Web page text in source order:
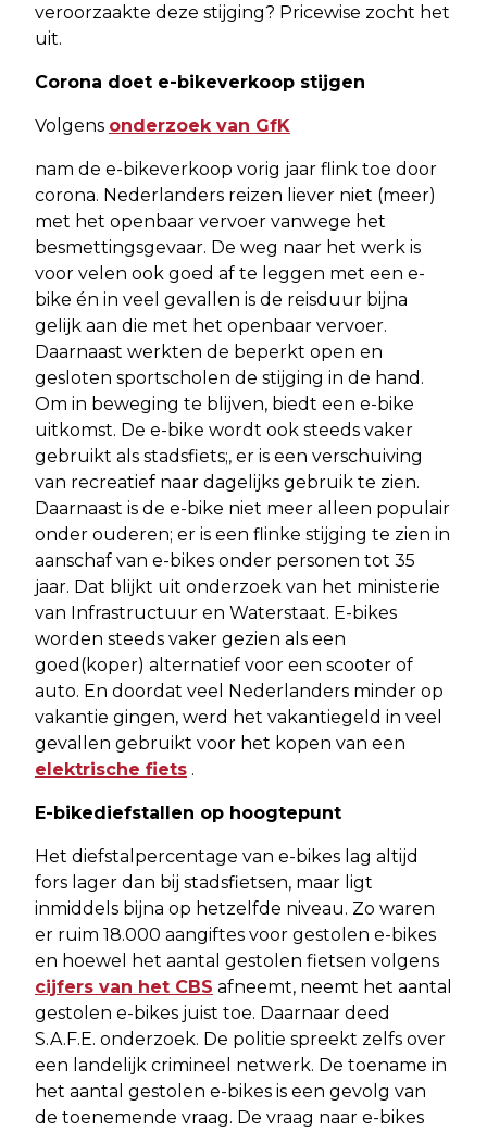
veroorzaakte deze stijging? Pricewise zocht het
uit.
Corona doet e-bikeverkoop stijgen
Volgens onderzoek van GfK
nam de e-bikeverkoop vorig jaar flink toe door
corona. Nederlanders reizen liever niet (meer)
met het openbaar vervoer vanwege het
besmettingsgevaar. De weg naar het werk is
voor velen ook goed af te leggen met een e-
bike én in veel gevallen is de reisduur bijna
gelijk aan die met het openbaar vervoer.
Daarnaast werkten de beperkt open en
gesloten sportscholen de stijging in de hand.
Om in beweging te blijven, biedt een e-bike
uitkomst. De e-bike wordt ook steeds vaker
gebruikt als stadsfiets;, er is een verschuiving
van recreatief naar dagelijks gebruik te zien.
Daarnaast is de e-bike niet meer alleen populair
onder ouderen; er is een flinke stijging te zien in
aanschaf van e-bikes onder personen tot 35
jaar. Dat blijkt uit onderzoek van het ministerie
van Infrastructuur en Waterstaat. E-bikes
worden steeds vaker gezien als een
goed(koper) alternatief voor een scooter of
auto. En doordat veel Nederlanders minder op
vakantie gingen, werd het vakantiegeld in veel
gevallen gebruikt voor het kopen van een
elektrische fiets .
E-bikediefstallen op hoogtepunt
Het diefstalpercentage van e-bikes lag altijd
fors lager dan bij stadsfietsen, maar ligt
inmiddels bijna op hetzelfde niveau. Zo waren
er ruim 18.000 aangiftes voor gestolen e-bikes
en hoewel het aantal gestolen fietsen volgens
cijfers van het CBS afneemt, neemt het aantal
gestolen e-bikes juist toe. Daarnaar deed
S.A.F.E. onderzoek. De politie spreekt zelfs over
een landelijk crimineel netwerk. De toename in
het aantal gestolen e-bikes is een gevolg van
de toenemende vraag. De vraag naar e-bikes